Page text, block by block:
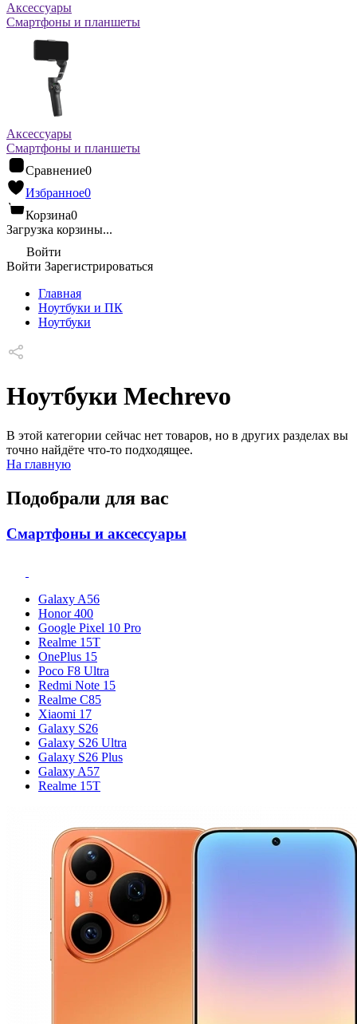
Аксессуары
Смартфоны и планшеты
Аксессуары
Смартфоны и планшеты
Сравнение0
Избранное0
Корзина0
Загрузка корзины...
Войти
Войти Зарегистрироваться
Главная
Ноутбуки и ПК
Ноутбуки
Ноутбуки Mechrevo
В этой категории сейчас нет товаров, но в других разделах вы
точно найдёте что-то подходящее.
На главную
Подобрали для вас
Смартфоны и аксессуары
Galaxy A56
Honor 400
Google Pixel 10 Pro
Realme 15T
OnePlus 15
Poco F8 Ultra
Redmi Note 15
Realme C85
Xiaomi 17
Galaxy S26
Galaxy S26 Ultra
Galaxy S26 Plus
Galaxy A57
Realme 15T